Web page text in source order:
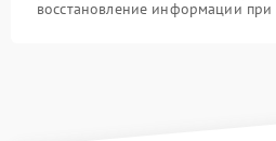
восстановление информации